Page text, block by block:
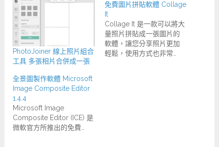
PhotoJoiner 線上照片組合
工具 多張相片合併成一張
免費圖片拼貼軟體 Collage
It
Collage It 是一款可以將大
量照片拼貼成一張圖片的
軟體，讓您分享照片更加
輕鬆，使用方式也非常…
全景圖製作軟體 Microsoft
Image Composite Editor
1.4.4
Microsoft Image
Composite Editor (ICE) 是
微軟官方所推出的免費…